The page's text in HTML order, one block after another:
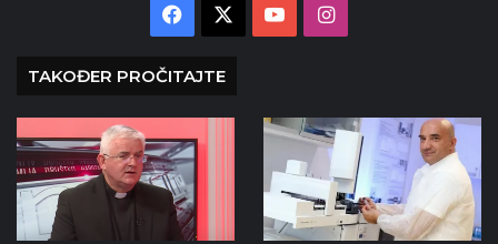
Facebook YouTubeInstagram
TAKOĐER PROČITAJTE